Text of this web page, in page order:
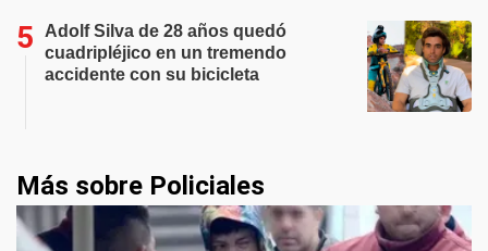
Adolf Silva de 28 años quedó
cuadripléjico en un tremendo
accidente con su bicicleta
Más sobre Policiales